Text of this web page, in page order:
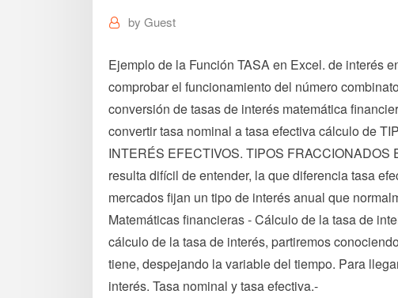
by Guest
Ejemplo de la Función TASA en Excel. de interés
comprobar el funcionamiento del número
conversión de tasas de interés matemática
convertir tasa nominal a tasa efectiva cálculo de
INTERÉS EFECTIVOS. TIPOS
resulta difícil de entender, la que diferencia tasa
mercados fijan un tipo de interés anual que
Matemáticas financieras - Cálculo de la tasa de
cálculo de la tasa de interés, partiremos
tiene, despejando la variable del tiempo. Para
interés. Tasa nominal y tasa efectiva.-